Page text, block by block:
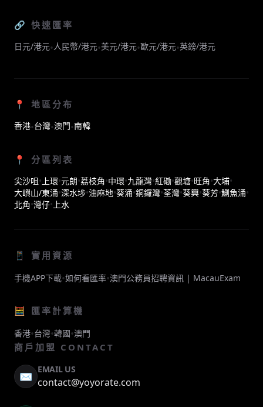
🔗 快速匯率
日元/港元•人民幣/港元•美元/港元•歐元/港元•英鎊/港元
📍 地區分布
香港•台灣•澳門•南韓
📍 分區列表
尖沙咀• 上環•元朗•荔枝角•中環•九龍灣•紅磡•觀塘•旺角•大埔•
大嶼山/東涌•深水埗•油麻地•葵涌•銅鑼灣•荃灣•葵興•葵芳•鰂魚涌•
北角•灣仔• 上水
📱 實用資源
手機APP下載•如何看匯率•澳門公務員招聘資訊 | MacauExam
🧮 匯率計算機
香港•台灣•韓國•澳門
商戶加盟 CONTACT
✉️ EMAIL US
contact@yoyorate.com